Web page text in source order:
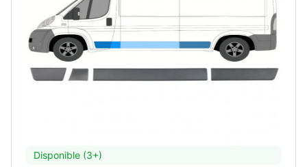
Disponible (3+)